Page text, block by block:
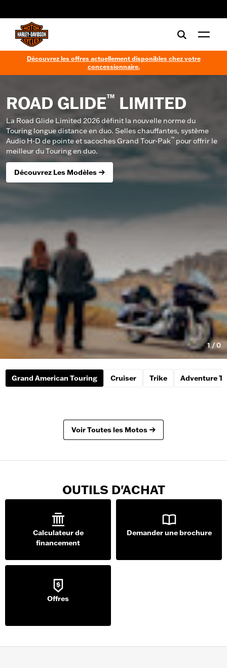
Découvrez les offres actuellement disponibles chez votre
concessionnaire.
ROAD GLIDE™ LIMITED
La Road Glide Limited 2026 définit la nouvelle norme du
Touring longue distance en duo. Selles chauffantes, système
Audio H-D de pointe et sacoches Grand Tour-Pak™ pour offrir le
meilleur du Touring en duo.
Découvrez Les Modèles
1/0
Grand American Touring Cruiser Trike Adventure
Voir Toutes les Motos
OUTILS D'ACHAT
Calculateur de
financement
Demander une brochure
Offres